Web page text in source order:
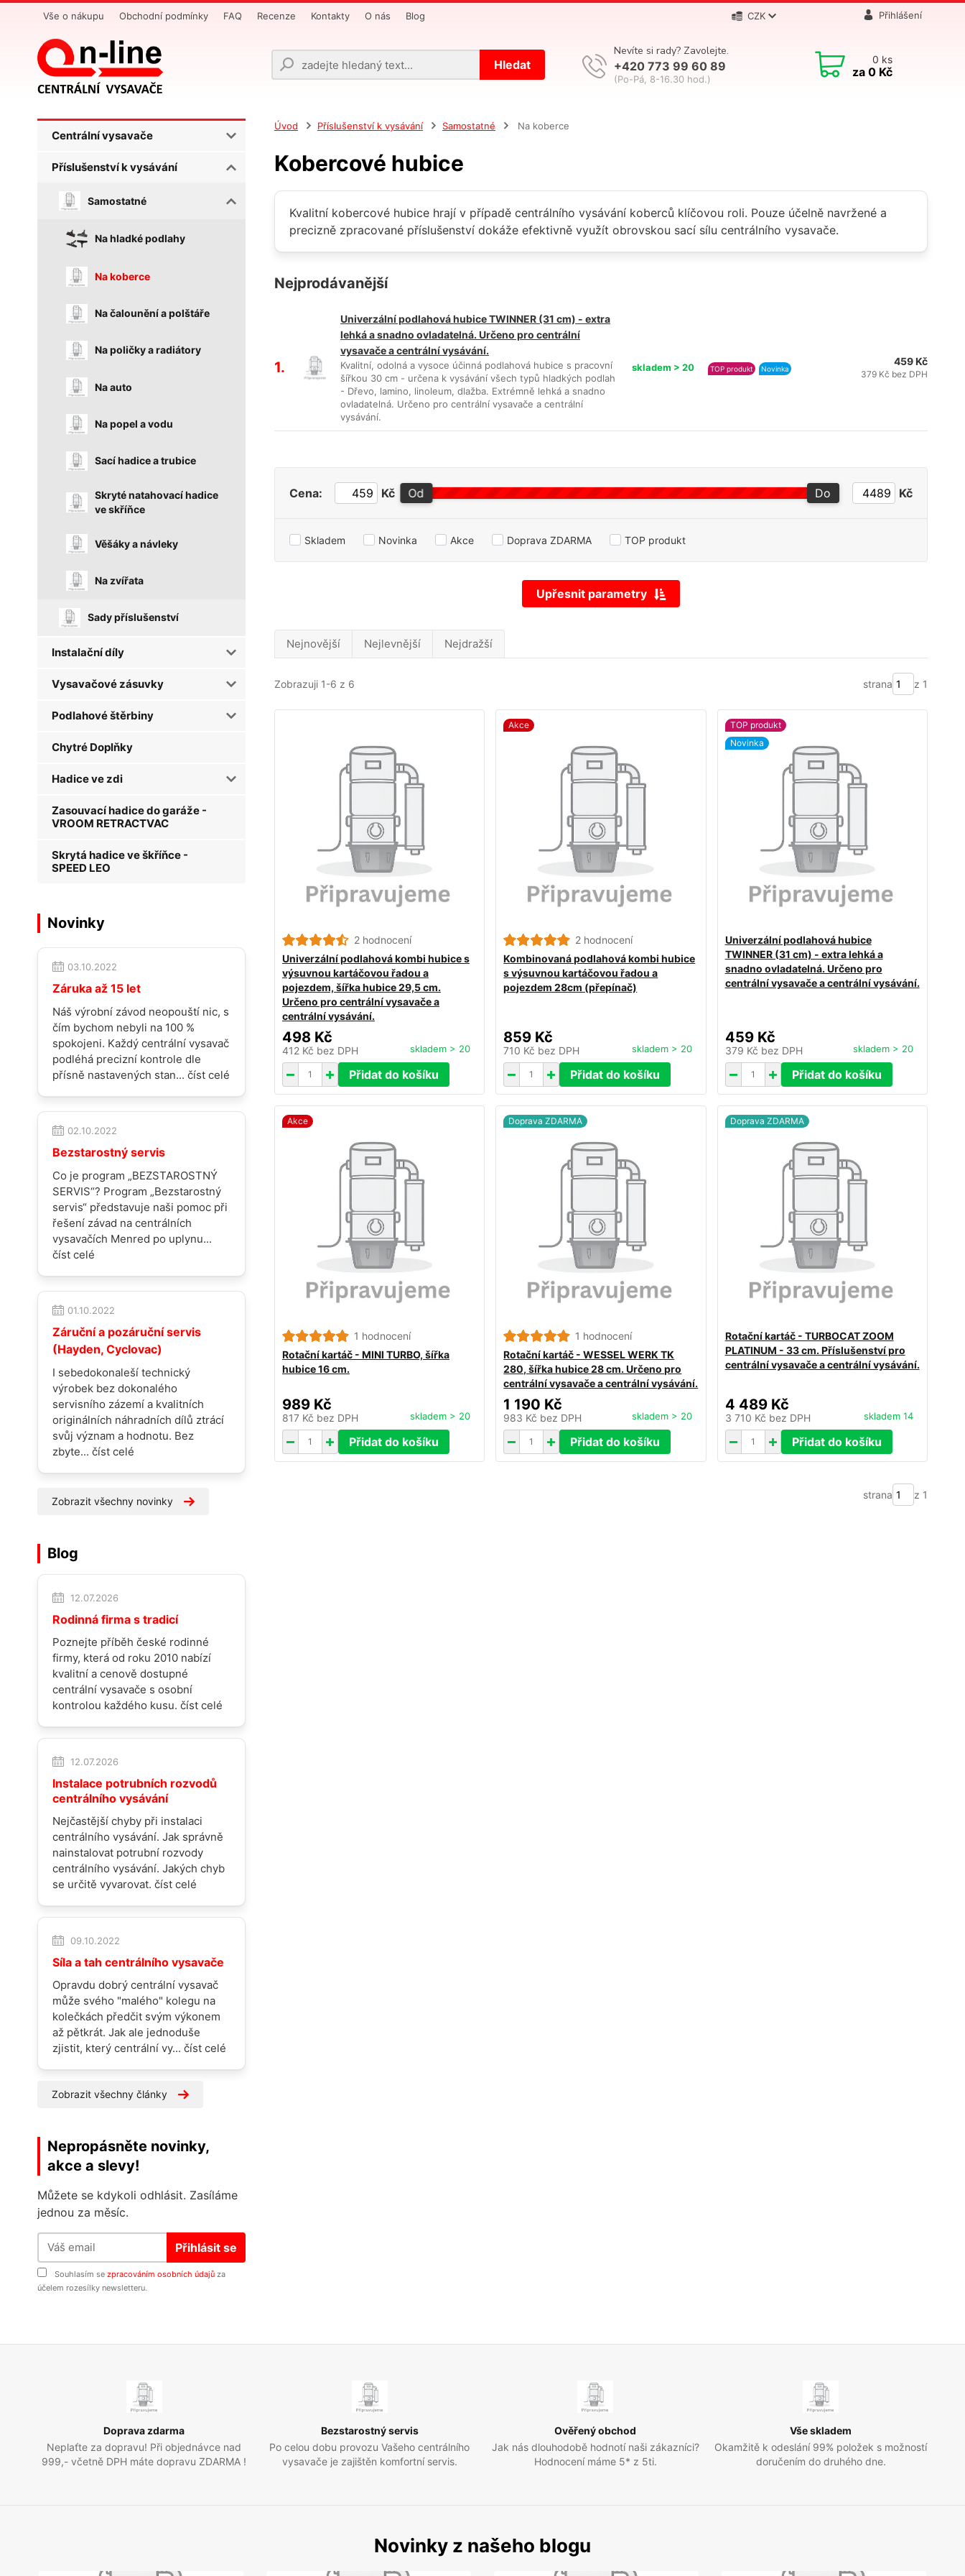
Vše o nákupu Obchodní podmínky FAQ Recenze Kontakty O nás Blog CZK Přihlášení
Hledat
Nevíte si rady? Zavolejte.
+420 773 99 60 89
(Po-Pá, 8-16.30 hod.)
0 ks
za0 Kč
Centrální vysavače
Příslušenství k vysávání
Samostatné
Na hladké podlahy
Na koberce
Na čalounění a polštáře
Na poličky a radiátory
Na auto
Na popel a vodu
Sací hadice a trubice
Skryté natahovací hadice
ve skříňce
Věšáky a návleky
Na zvířata
Sady příslušenství
Instalační díly
Vysavačové zásuvky
Podlahové štěrbiny
Chytré Doplňky
Hadice ve zdi
Zasouvací hadice do garáže -
VROOM RETRACTVAC
Skrytá hadice ve škříňce -
SPEED LEO
Novinky
03.10.2022
Záruka až 15 let
Náš výrobní závod neopouští nic, s
čím bychom nebyli na 100 %
spokojeni. Každý centrální vysavač
podléhá precizní kontrole dle
přísně nastavených stan... číst celé
02.10.2022
Bezstarostný servis
Co je program „BEZSTAROSTNÝ
SERVIS“? Program „Bezstarostný
servis“ představuje naši pomoc při
řešení závad na centrálních
vysavačích Menred po uplynu...
číst celé
01.10.2022
Záruční a pozáruční servis
(Hayden, Cyclovac)
I sebedokonaleší technický
výrobek bez dokonalého
servisního zázemí a kvalitních
originálních náhradních dílů ztrácí
svůj význam a hodnotu. Bez
zbyte... číst celé
Zobrazit všechny novinky
Blog
12.07.2026
Rodinná firma s tradicí
Poznejte příběh české rodinné
firmy, která od roku 2010 nabízí
kvalitní a cenově dostupné
centrální vysavače s osobní
kontrolou každého kusu. číst celé
12.07.2026
Instalace potrubních rozvodů
centrálního vysávání
Nejčastější chyby při instalaci
centrálního vysávání. Jak správně
nainstalovat potrubní rozvody
centrálního vysávání. Jakých chyb
se určitě vyvarovat. číst celé
09.10.2022
Síla a tah centrálního vysavače
Opravdu dobrý centrální vysavač
může svého "malého" kolegu na
kolečkách předčit svým výkonem
až pětkrát. Jak ale jednoduše
zjistit, který centrální vy... číst celé
Zobrazit všechny články
Nepropásněte novinky,
akce a slevy!
Můžete se kdykoli odhlásit. Zasíláme
jednou za měsíc.
Přihlásit se
Souhlasím se zpracováním osobních údajů za
účelem rozesílky newsletteru.
Úvod Příslušenství k vysávání Samostatné Na koberce
Kobercové hubice
Kvalitní kobercové hubice hrají v případě centrálního vysávání koberců klíčovou roli. Pouze účelně navržené a
precizně zpracované příslušenství dokáže efektivně využít obrovskou sací sílu centrálního vysavače.
Nejprodávanější
1.
Univerzální podlahová hubice TWINNER (31 cm) - extra
lehká a snadno ovladatelná. Určeno pro centrální
vysavače a centrální vysávání.
Kvalitní, odolná a vysoce účinná podlahová hubice s pracovní
šířkou 30 cm - určena k vysávání všech typů hladkých podlah
- Dřevo, lamino, linoleum, dlažba. Extrémně lehká a snadno
ovladatelná. Určeno pro centrální vysavače a centrální
vysávání.
skladem > 20 TOP produkt Novinka
459 Kč
379 Kč bez DPH
Upřesnit parametry
Cena: Kč Od Do Kč
Skladem Novinka Akce Doprava ZDARMA TOP produkt
Nejnovější Nejlevnější Nejdražší
Zobrazuji 1-6 z 6 strana z 1
2 hodnocení
Univerzální podlahová kombi hubice s
výsuvnou kartáčovou řadou a
pojezdem, šířka hubice 29,5 cm.
Určeno pro centrální vysavače a
centrální vysávání.
498 Kč
412 Kč bez DPH skladem > 20
Přidat do košíku
Akce
2 hodnocení
Kombinovaná podlahová kombi hubice
s výsuvnou kartáčovou řadou a
pojezdem 28cm (přepínač)
859 Kč
710 Kč bez DPH skladem > 20
Přidat do košíku
TOP produkt
Novinka
Univerzální podlahová hubice
TWINNER (31 cm) - extra lehká a
snadno ovladatelná. Určeno pro
centrální vysavače a centrální vysávání.
459 Kč
379 Kč bez DPH skladem > 20
Přidat do košíku
Akce
1 hodnocení
Rotační kartáč - MINI TURBO, šířka
hubice 16 cm.
989 Kč
817 Kč bez DPH skladem > 20
Přidat do košíku
Doprava ZDARMA
1 hodnocení
Rotační kartáč - WESSEL WERK TK
280, šířka hubice 28 cm. Určeno pro
centrální vysavače a centrální vysávání.
1 190 Kč
983 Kč bez DPH skladem > 20
Přidat do košíku
Doprava ZDARMA
Rotační kartáč - TURBOCAT ZOOM
PLATINUM - 33 cm. Příslušenství pro
centrální vysavače a centrální vysávání.
4 489 Kč
3 710 Kč bez DPH skladem 14
Přidat do košíku
strana z 1
Doprava zdarma
Neplaťte za dopravu! Při objednávce nad
999,- včetně DPH máte dopravu ZDARMA !
Bezstarostný servis
Po celou dobu provozu Vašeho centrálního
vysavače je zajištěn komfortní servis.
Ověřený obchod
Jak nás dlouhodobě hodnotí naši zákazníci?
Hodnocení máme 5* z 5ti.
Vše skladem
Okamžitě k odeslání 99% položek s možností
doručením do druhého dne.
Novinky z našeho blogu